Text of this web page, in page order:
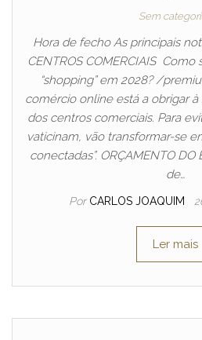
Sem
Hora de fecho As principais
CENTROS COMERCIAIS
“shopping” em 2028? /
comércio online está a obrigar
dos centros comerciais. Para
vaticinam, vão transformar-se
conectadas”. ORÇAMENTO
de…
Por CARLOS JOAQUIM
Ler mais